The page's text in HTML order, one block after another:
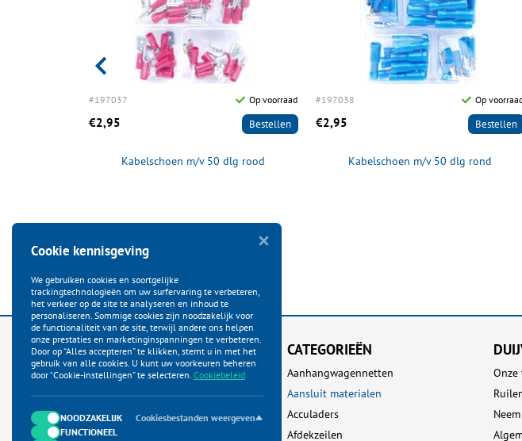
#197037 Op voorraad
€2,95 Bestellen
Kabelschoen m/v 50 dlg rood
#197038 Op
€2,95 Bestellen
Kabelschoen m/v 50 dlg rond
KLANTENSERVICE
Startpagina
Bestellen
Betalen
Verzenden
CATEGORIEËN
Aanhangwagennetten
Aansluit materialen
Acculaders
Afdekzeilen
Onze
Cookie kennisgeving
We gebruiken cookies en soortgelijke
trackingtechnologieën om uw surfervaring te verbeteren,
het verkeer op de site te analyseren en inhoud te
personaliseren. Sommige cookies zijn noodzakelijk voor
de functionaliteit van de site, terwijl andere ons helpen
onze prestaties en marketinginspanningen te verbeteren.
Door op “Alles accepteren” te klikken, stemt u in met het
gebruik van alle cookies. U kunt uw voorkeuren beheren
door “Cookie-instellingen” te selecteren. Cookiebeleid
NOODZAKELIJK
Cookiesbestanden weergeven
FUNCTIONEEL